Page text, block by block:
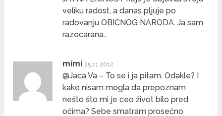
veliku radost, a danas pljuje po
radovanju OBICNOG NARODA. Ja sam
razocarana…
mimi 25.11.2012
@Jaca Va – To se i ja pitam. Odakle? I
kako nisam mogla da prepoznam
nešto što mi je ceo život bilo pred
očima? Sebe smatram prosečno